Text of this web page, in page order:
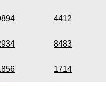
4412
8483
1714